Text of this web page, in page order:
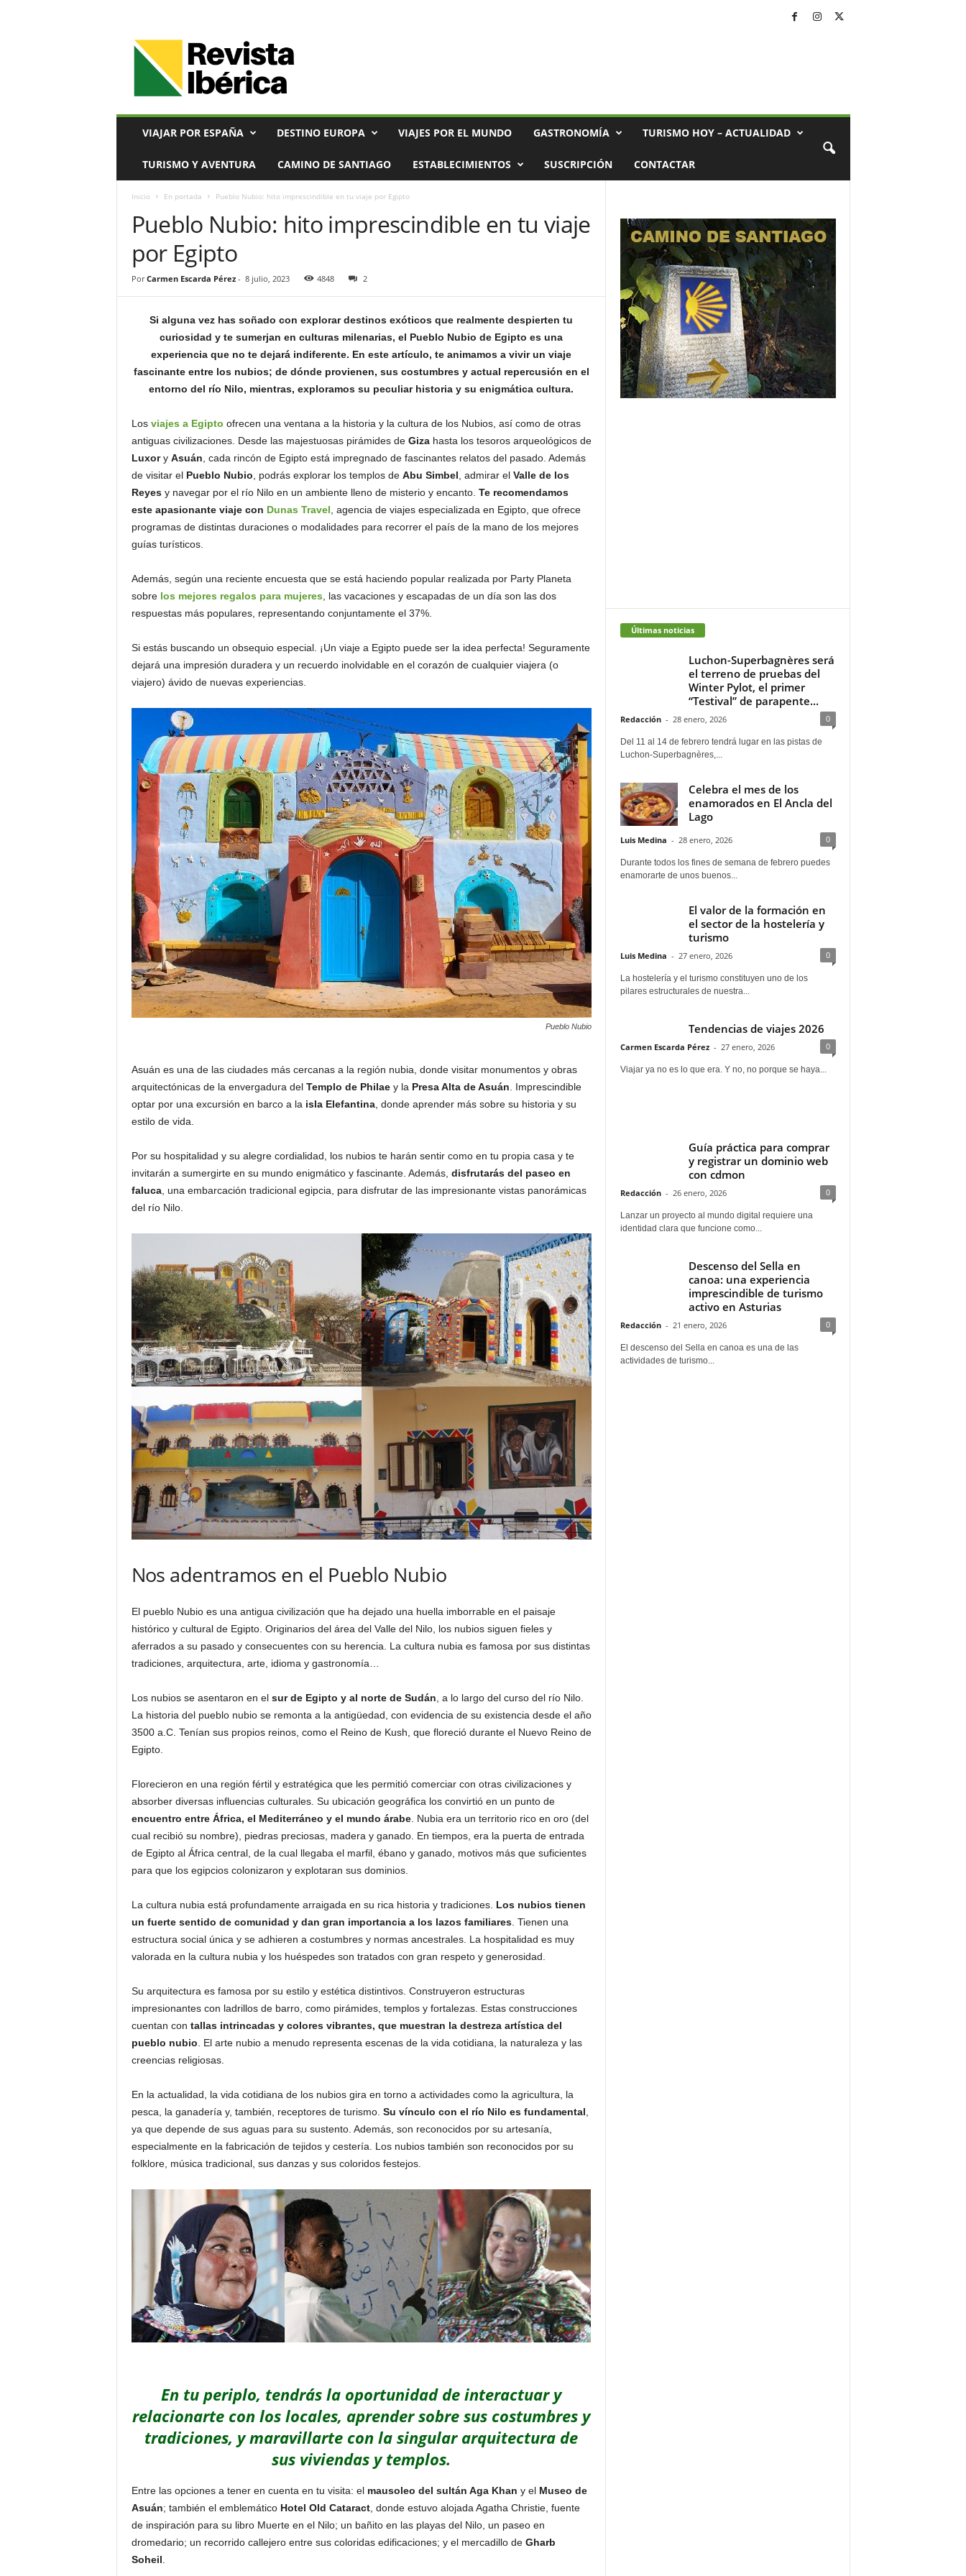
VIAJAR POR ESPAÑA DESTINO EUROPA VIAJES POR EL MUNDO GASTRONOMÍA TURISMO HOY – ACTUALIDAD
TURISMO Y AVENTURA CAMINO DE SANTIAGO ESTABLECIMIENTOS SUSCRIPCIÓN CONTACTAR
Inicio En portada Pueblo Nubio: hito imprescindible en tu viaje por Egipto
Pueblo Nubio: hito imprescindible en tu viaje
por Egipto
Por Carmen Escarda Pérez- 8 julio, 2023 4848 2
Si alguna vez has soñado con explorar destinos exóticos que realmente despierten tu
curiosidad y te sumerjan en culturas milenarias, el Pueblo Nubio de Egipto es una
experiencia que no te dejará indiferente. En este artículo, te animamos a vivir un viaje
fascinante entre los nubios; de dónde provienen, sus costumbres y actual repercusión en el
entorno del río Nilo, mientras, exploramos su peculiar historia y su enigmática cultura.
Los viajes a Egipto ofrecen una ventana a la historia y la cultura de los Nubios, así como de otras
antiguas civilizaciones. Desde las majestuosas pirámides de Gizahasta los tesoros arqueológicos de
Luxory Asuán , cada rincón de Egipto está impregnado de fascinantes relatos del pasado. Además
de visitar el Pueblo Nubio , podrás explorar los templos de Abu Simbel , admirar el Valle de los
Reyesy navegar por el río Nilo en un ambiente lleno de misterio y encanto. Te recomendamos
este apasionante viaje con Dunas Travel , agencia de viajes especializada en Egipto, que ofrece
programas de distintas duraciones o modalidades para recorrer el país de la mano de los mejores
guías turísticos.
Además, según una reciente encuesta que se está haciendo popular realizada por Party Planeta
sobre los mejores regalos para mujeres , las vacaciones y escapadas de un día son las dos
respuestas más populares, representando conjuntamente el 37%.
Si estás buscando un obsequio especial. ¡Un viaje a Egipto puede ser la idea perfecta! Seguramente
dejará una impresión duradera y un recuerdo inolvidable en el corazón de cualquier viajera (o
viajero) ávido de nuevas experiencias.
Pueblo Nubio
Asuán es una de las ciudades más cercanas a la región nubia, donde visitar monumentos y obras
arquitectónicas de la envergadura del Templo de Philae y la Presa Alta de Asuán . Imprescindible
optar por una excursión en barco a la isla Elefantina, donde aprender más sobre su historia y su
estilo de vida.
Por su hospitalidad y su alegre cordialidad, los nubios te harán sentir como en tu propia casa y te
invitarán a sumergirte en su mundo enigmático y fascinante. Además, disfrutarás del paseo en
faluca, una embarcación tradicional egipcia, para disfrutar de las impresionante vistas panorámicas
del río Nilo.
Nos adentramos en el Pueblo Nubio
El pueblo Nubio es una antigua civilización que ha dejado una huella imborrable en el paisaje
histórico y cultural de Egipto. Originarios del área del Valle del Nilo, los nubios siguen fieles y
aferrados a su pasado y consecuentes con su herencia. La cultura nubia es famosa por sus distintas
tradiciones, arquitectura, arte, idioma y gastronomía…
Los nubios se asentaron en el sur de Egipto y al norte de Sudán , a lo largo del curso del río Nilo.
La historia del pueblo nubio se remonta a la antigüedad, con evidencia de su existencia desde el año
3500 a.C. Tenían sus propios reinos, como el Reino de Kush, que floreció durante el Nuevo Reino de
Egipto.
Florecieron en una región fértil y estratégica que les permitió comerciar con otras civilizaciones y
absorber diversas influencias culturales. Su ubicación geográfica los convirtió en un punto de
encuentro entre África, el Mediterráneo y el mundo árabe. Nubia era un territorio rico en oro (del
cual recibió su nombre), piedras preciosas, madera y ganado. En tiempos, era la puerta de entrada
de Egipto al África central, de la cual llegaba el marfil, ébano y ganado, motivos más que suficientes
para que los egipcios colonizaron y explotaran sus dominios.
La cultura nubia está profundamente arraigada en su rica historia y tradiciones. Los nubios tienen
un fuerte sentido de comunidad y dan gran importancia a los lazos familiares. Tienen una
estructura social única y se adhieren a costumbres y normas ancestrales. La hospitalidad es muy
valorada en la cultura nubia y los huéspedes son tratados con gran respeto y generosidad.
Su arquitectura es famosa por su estilo y estética distintivos. Construyeron estructuras
impresionantes con ladrillos de barro, como pirámides, templos y fortalezas. Estas construcciones
cuentan con tallas intrincadas y colores vibrantes, que muestran la destreza artística del
pueblo nubio . El arte nubio a menudo representa escenas de la vida cotidiana, la naturaleza y las
creencias religiosas.
En la actualidad, la vida cotidiana de los nubios gira en torno a actividades como la agricultura, la
pesca, la ganadería y, también, receptores de turismo. Su vínculo con el río Nilo es fundamental
ya que depende de sus aguas para su sustento. Además, son reconocidos por su artesanía,
especialmente en la fabricación de tejidos y cestería. Los nubios también son reconocidos por su
folklore, música tradicional, sus danzas y sus coloridos festejos.
En tu periplo, tendrás la oportunidad de interactuar y
relacionarte con los locales, aprender sobre sus costumbres y
tradiciones, y maravillarte con la singular arquitectura de
sus viviendas y templos.
Entre las opciones a tener en cuenta en tu visita: el mausoleo del sultán Aga Khan y el Museo de
Asuán; también el emblemático Hotel Old Cataract, donde estuvo alojada Agatha Christie, fuente
de inspiración para su libro Muerte en el Nilo; un bañito en las playas del Nilo, un paseo en
dromedario; un recorrido callejero entre sus coloridas edificaciones; y el mercadillo de Gharb
Soheil.
Últimas noticias
Luchon-Superbagnères será
el terreno de pruebas del
Winter Pylot, el primer
“Testival” de parapente...
Redacción - 28 enero, 2026 0
Del 11 al 14 de febrero tendrá lugar en las pistas de
Luchon-Superbagnères,...
Celebra el mes de los
enamorados en El Ancla del
Lago
Luis Medina - 28 enero, 2026 0
Durante todos los fines de semana de febrero puedes
enamorarte de unos buenos...
El valor de la formación en
el sector de la hostelería y
turismo
Luis Medina - 27 enero, 2026 0
La hostelería y el turismo constituyen uno de los
pilares estructurales de nuestra...
Tendencias de viajes 2026
Carmen Escarda Pérez - 27 enero, 2026 0
Viajar ya no es lo que era. Y no, no porque se haya...
Guía práctica para comprar
y registrar un dominio web
con cdmon
Redacción - 26 enero, 2026 0
Lanzar un proyecto al mundo digital requiere una
identidad clara que funcione como...
Descenso del Sella en
canoa: una experiencia
imprescindible de turismo
activo en Asturias
Redacción - 21 enero, 2026 0
El descenso del Sella en canoa es una de las
actividades de turismo...